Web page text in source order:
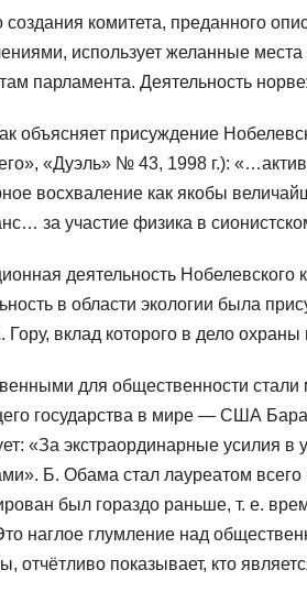
создания комитета, преданного
использует желанные
парламента. Деятельность
объясняет присуждение
«Дуэль» № 43, 1998 г.):
восхваление как якобы
за участие физика в
деятельность
в области экологии была
вклад которого в дело
для общественности
государства в мире — США
«За экстраординарные усилия
Б. Обама стал лауреатом всего
был гораздо раньше, т. е.
наглое глумление над
отчётливо показывает, кто